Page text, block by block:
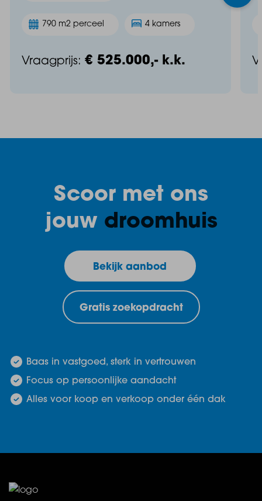
790 m2 perceel 4 kamers
Vraagprijs: € 525.000,- k.k.
Scoor met ons
jouw droomhuis
Bekijk aanbod
Gratis zoekopdracht
Baas in vastgoed, sterk in vertrouwen
Focus op persoonlijke aandacht
Alles voor koop en verkoop onder één dak